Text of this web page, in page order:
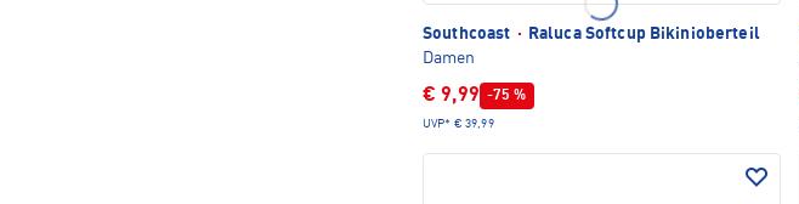
Southcoast ·
Raluca Softcup Bikinioberteil
Damen
€ 9,99 -75 %
UVP* € 39,99